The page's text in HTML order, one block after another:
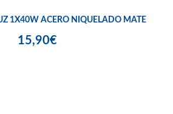
1X40W ACERO NIQUELADO MATE
15,90€